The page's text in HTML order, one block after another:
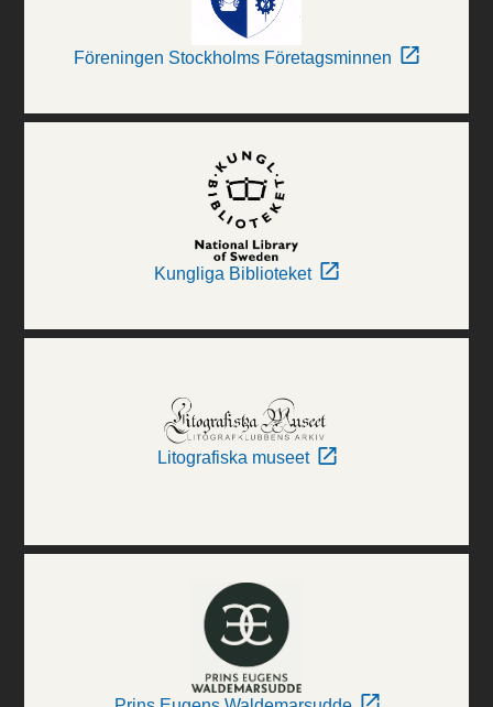
Föreningen Stockholms Företagsminnen
Kungliga Biblioteket
Litografiska museet